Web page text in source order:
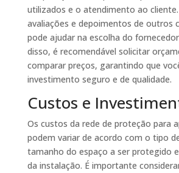
utilizados e o atendimento ao
avaliações e depoimentos de outros
pode ajudar na escolha do
disso, é recomendável solicitar
comparar preços, garantindo que
investimento seguro e de qualidade.
Custos e
Os custos da rede de proteção para
podem variar de acordo com o tipo
tamanho do espaço a ser protegido
da instalação. É importante